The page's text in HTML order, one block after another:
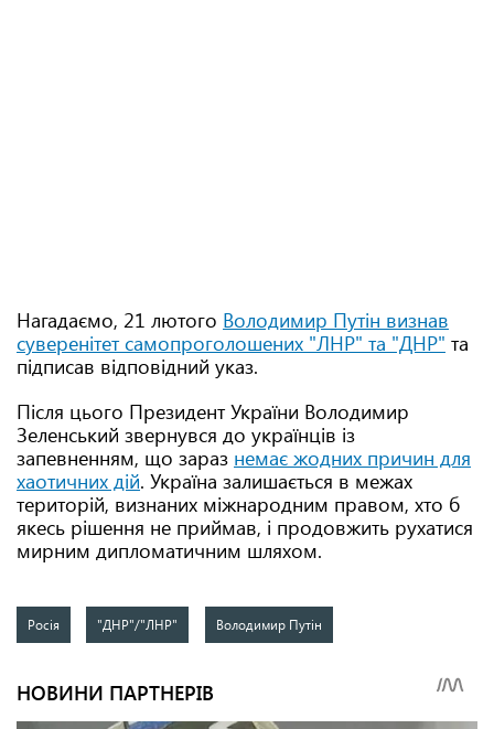
Нагадаємо, 21 лютого Володимир Путін визнав
суверенітет самопроголошених "ЛНР" та "ДНР" та
підписав відповідний указ.
Після цього Президент України Володимир
Зеленський звернувся до українців із
запевненням, що зараз немає жодних причин для
хаотичних дій. Україна залишається в межах
територій, визнаних міжнародним правом, хто б
якесь рішення не приймав, і продовжить рухатися
мирним дипломатичним шляхом.
Росія "ДНР"/"ЛНР" Володимир Путін